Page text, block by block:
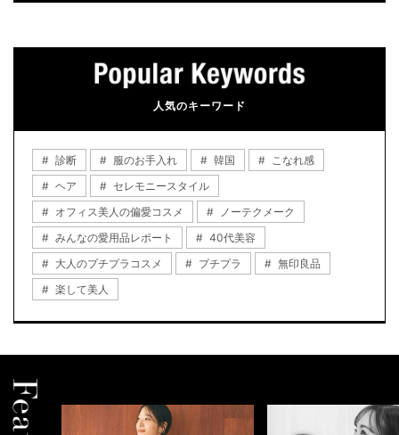
人気のキーワード
診断 服のお手入れ 韓国
こなれ感
ヘア
セレモニースタイル
オフィス美人の偏愛コスメ
ノーテクメーク
みんなの愛用品レポート
40代美容
大人のプチプラコスメ
プチプラ
無印良品
楽して美人